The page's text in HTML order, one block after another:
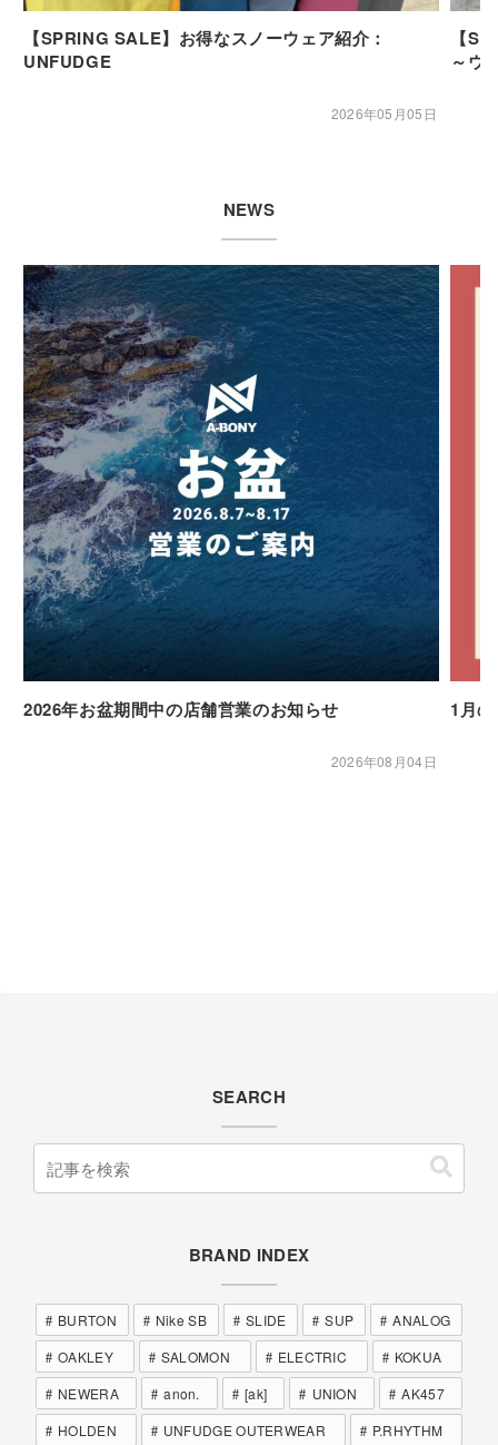
【SPRING SALE】お得なスノーウェア紹介：
UNFUDGE
2026年05月05日
【
～ウ
NEWS
2026年お盆期間中の店舗営業のお知らせ
2026年08月04日
1月
SEARCH
BRAND INDEX
BURTON Nike SB SLIDE SUP
ANALOG
OAKLEY
SALOMON ELECTRIC
KOKUA
NEWERA
anon. [ak] UNION
AK457
HOLDEN
UNFUDGE OUTERWEAR
P.RHYTHM